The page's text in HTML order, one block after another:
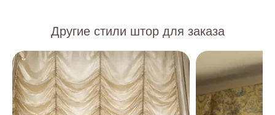
В салоне «Рози Блюз» вы сможете заказать
изготовление бамбуковых штор с учётом стилистики,
индивидуальных размеров ваших окон и других
особенностей помещения, а также ваших личных
предпочтений.
Другие стили штор для заказа